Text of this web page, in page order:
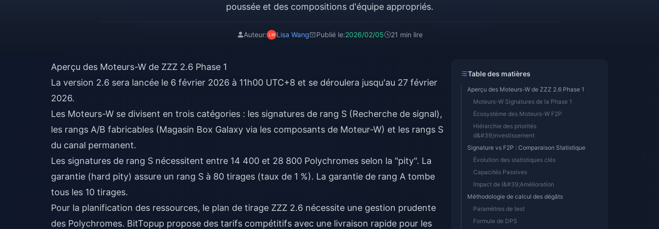
poussée et des compositions d'équipe appropriés.
Auteur: Lisa Wang Publié le:2026/02/05 21 min lire
Aperçu des Moteurs-W de ZZZ 2.6 Phase 1
La version 2.6 sera lancée le 6 février 2026 à 11h00 UTC+8 et se déroulera jusqu'au 27 février
2026.
Les Moteurs-W se divisent en trois catégories : les signatures de rang S (Recherche de signal),
les rangs A/B fabricables (Magasin Box Galaxy via les composants de Moteur-W) et les rangs S
du canal permanent.
Les signatures de rang S nécessitent entre 14 400 et 28 800 Polychromes selon la "pity". La
garantie (hard pity) assure un rang S à 80 tirages (taux de 1 %). La garantie de rang A tombe
tous les 10 tirages.
Pour la planification des ressources, le plan de tirage ZZZ 2.6 nécessite une gestion prudente
des Polychromes. BitTopup propose des tarifs compétitifs avec une livraison rapide pour les
Table des matières
Aperçu des Moteurs-W de ZZZ 2.6 Phase 1
Moteurs-W Signatures de la Phase 1
Écosystème des Moteurs-W F2P
Hiérarchie des priorités
d&#39;investissement
Signature vs F2P : Comparaison Statistique
Évolution des statistiques clés
Capacités Passives
Impact de l&#39;Amélioration
Méthodologie de calcul des dégâts
Paramètres de test
Formule de DPS